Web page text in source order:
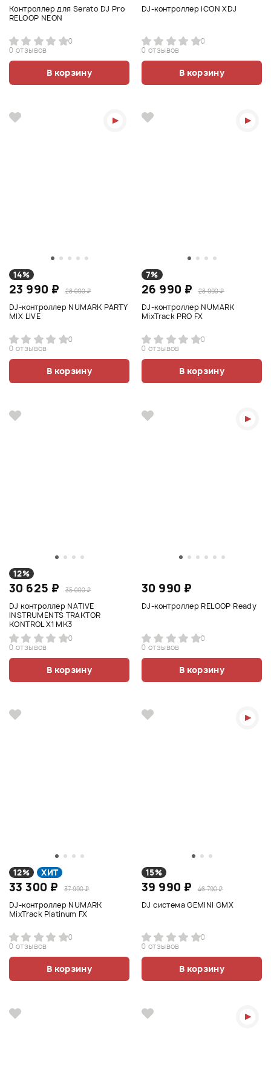
Контроллер для Serato DJ Pro
RELOOP NEON
0
0 отзывов
В корзину
DJ-контроллер iCON XDJ
0
0 отзывов
В корзину
14%
23 990 ₽ 28 000 ₽
DJ-контроллер NUMARK PARTY
MIX LIVE
0
0 отзывов
В корзину
7%
26 990 ₽ 28 990 ₽
DJ-контроллер NUMARK
MixTrack PRO FX
0
0 отзывов
В корзину
12%
30 625 ₽ 35 000 ₽
DJ контроллер NATIVE
INSTRUMENTS TRAKTOR
KONTROL X1 MK3
0
0 отзывов
В корзину
30 990 ₽
DJ-контроллер RELOOP Ready
0
0 отзывов
В корзину
12% ХИТ
33 300 ₽ 37 990 ₽
DJ-контроллер NUMARK
MixTrack Platinum FX
0
0 отзывов
В корзину
15%
39 990 ₽ 46 790 ₽
DJ система GEMINI GMX
0
0 отзывов
В корзину